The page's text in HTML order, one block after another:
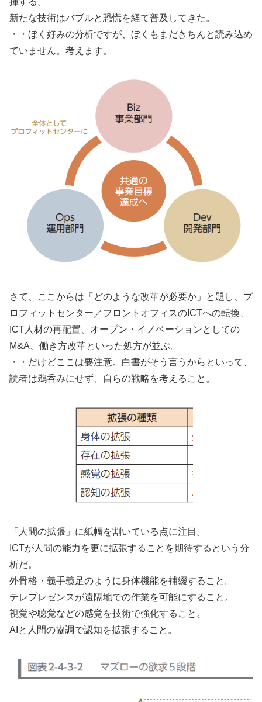
新たな技術はバブルと恐慌を経て普及してきた。
・・ぼく好みの分析ですが、ぼくもまだきちんと読み込め
ていません。考えます。
さて、ここからは「どのような改革が必要か」と題し、プ
ロフィットセンター／フロントオフィスのICTへの転換、
ICT人材の再配置、オープン・イノベーションとしての
M&A、働き方改革といった処方が並ぶ。
・・だけどここは要注意。白書がそう言うからといって、
読者は鵜呑みにせず、自らの戦略を考えること。
「人間の拡張」に紙幅を割いている点に注目。
ICTが人間の能力を更に拡張することを期待するという分
析だ。
外骨格・義手義足のように身体機能を補綴すること。
テレプレゼンスが遠隔地での作業を可能にすること。
視覚や聴覚などの感覚を技術で強化すること。
AIと人間の協調で認知を拡張すること。